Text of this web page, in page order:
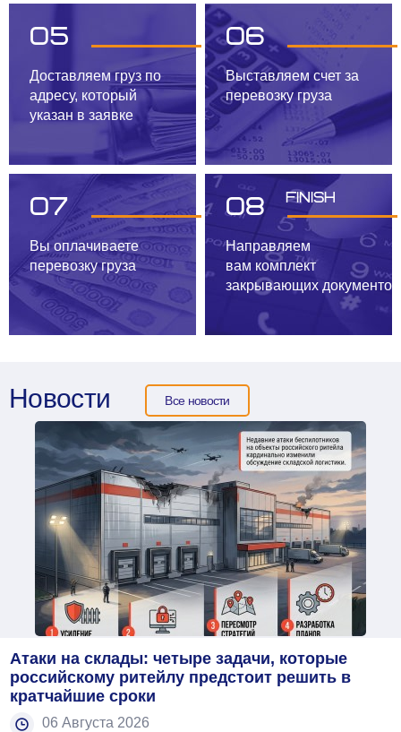
05
Доставляем груз по
адресу, который
указан в заявке
06
Выставляем счет за
перевозку груза
07
Вы оплачиваете
перевозку груза
08 Finish
Направляем
вам комплект
закрывающих документов
Новости Все новости
06 Августа 2026
Атаки на склады: четыре задачи, которые
российскому ритейлу предстоит решить в
кратчайшие сроки